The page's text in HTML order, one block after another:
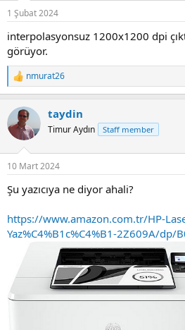
1 Şubat 2024
interpolasyonsuz 1200x1200 dpi
görüyor.
R
e
c
t
i
s
nmurat26
taydin
Timur Aydın Staff member
10 Mart 2024
Şu yazıcıya ne diyor ahali?
https://www.amazon.com.tr/HP-
Yaz%C4%B1c%C4%B1-2Z609A/dp/